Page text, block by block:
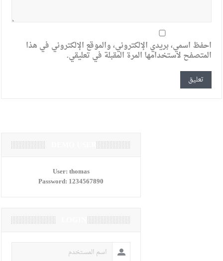
احفظ اسمي، بريدي الإلكتروني، والموقع الإلكتروني في هذا
المتصفح لاستخدامها المرة المقبلة في تعليقي.
User:thomas
Password: 1234567890